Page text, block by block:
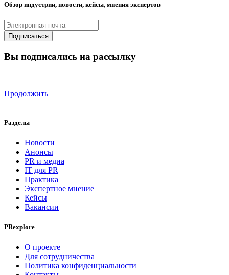
Обзор индустрии, новости, кейсы, мнения экспертов
Вы подписались на рассылку
Продолжить
Разделы
Новости
Анонсы
PR и медиа
IT для PR
Практика
Экспертное мнение
Кейсы
Вакансии
PRexplore
О проекте
Для сотрудничества
Политика конфиденциальности